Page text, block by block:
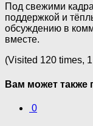
Под свежими
поддержкой и
обсуждению в
вместе.
(Visited 120 times,
Вам может также
0